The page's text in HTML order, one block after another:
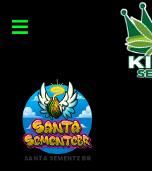
SANTA SEMENTE BR